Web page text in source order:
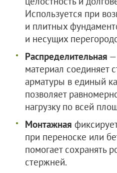
Используется при
и плитных
и несущих
Распределительная —
материал соединяет
арматуры в единый
позволяет
нагрузку по всей
Монтажная
при переноске или
помогает сохранять
стержней.